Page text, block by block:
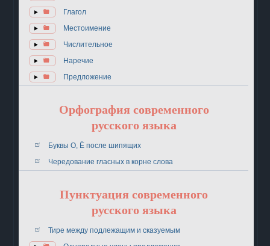
Глагол
Местоимение
Числительное
Наречие
Предложение
Орфография современного
русского языка
Буквы О, Ё после шипящих
Чередование гласных в корне слова
Пунктуация современного
русского языка
Тире между подлежащим и сказуемым